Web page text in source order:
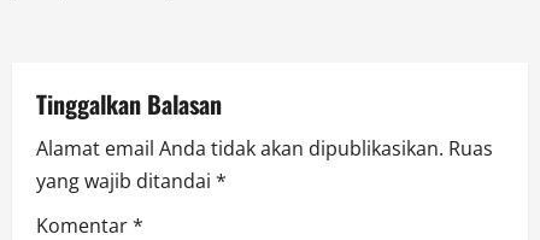
o
n
Tinggalkan Balasan
Alamat email Anda tidak akan dipublikasikan. Ruas
yang wajib ditandai *
Komentar*